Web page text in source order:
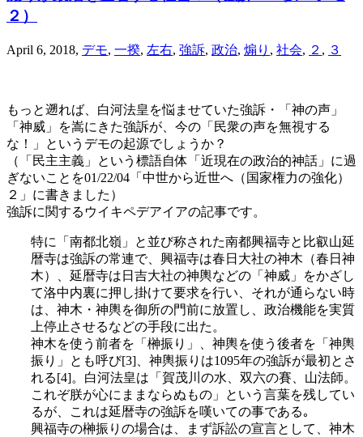
２）
April 6, 2018, デモ, 一揆, 左右, 強訴, 政治, 煽り , 社会, ２ , ３
もっと遡れば、白河法皇を悩ませていた強訴・「神の声」
「神威」を嵩にきた強訴が、今の「民衆の声を無視する
な！」というデモの起源でしょうか？
（「民主主義」という標語自体「近現在の政治的神話」に過
ぎないことを01/22/04「中世から近世へ（国家権力の強化）
２」に書きました）
強訴に関するウイキペデアイアの記事です。
特に「南都北嶺」と並び称された南都興福寺と比叡山延
暦寺は強訴の常連で、興福寺は春日大社の神木（春日神
木）、延暦寺は日吉大社の神輿などの「神威」をかざし
て洛中内裏に押し掛けて要求を行い、それが通らない時
は、神木・神輿を御所の門前に放置し、政治機能を実質
上停止させるなどの手段に出た。
神木を使う前者を「榊振り」、神輿を使う後者を「神輿
振り」とも呼び[3]、神輿振りは1095年の強訴が最初とさ
れる[4]。白河法皇は「賀茂川の水、双六の賽、山法師。
これぞ朕が心にままならぬもの」という言葉を残してい
るが、これは延暦寺の強訴を嘆いての事である｡
興福寺の榊振りの場合は、まず訴訟の宣言として、神木